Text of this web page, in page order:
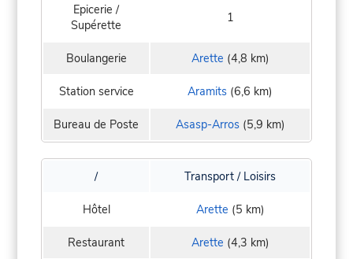
Epicerie /
Supérette
1
Boulangerie Arette (4,8 km)
Station service Aramits (6,6 km)
Bureau de Poste Asasp-Arros(5,9 km)
/ Transport / Loisirs
Hôtel Arette (5 km)
Restaurant Arette (4,3 km)